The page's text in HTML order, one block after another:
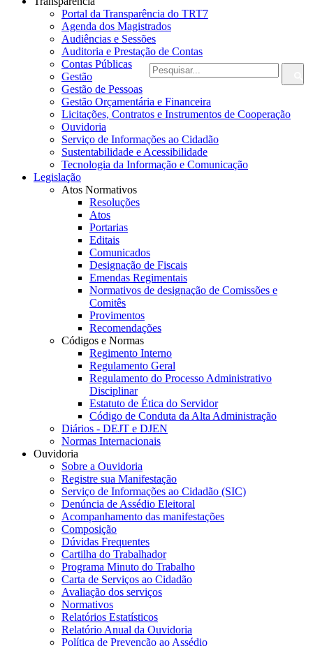
Portal da Transparência do TRT7
Agenda dos Magistrados
Audiências e Sessões
Auditoria e Prestação de Contas
Contas Públicas
Gestão
Gestão de Pessoas
Gestão Orçamentária e Financeira
Licitações, Contratos e Instrumentos de Cooperação
Ouvidoria
Serviço de Informações ao Cidadão
Sustentabilidade e Acessibilidade
Tecnologia da Informação e Comunicação
Legislação
Atos Normativos
Resoluções
Atos
Portarias
Editais
Comunicados
Designação de Fiscais
Emendas Regimentais
Normativos de designação de Comissões e
Comitês
Provimentos
Recomendações
Códigos e Normas
Regimento Interno
Regulamento Geral
Regulamento do Processo Administrativo
Disciplinar
Estatuto de Ética do Servidor
Código de Conduta da Alta Administração
Diários - DEJT e DJEN
Normas Internacionais
Ouvidoria
Sobre a Ouvidoria
Registre sua Manifestação
Serviço de Informações ao Cidadão (SIC)
Denúncia de Assédio Eleitoral
Acompanhamento das manifestações
Composição
Dúvidas Frequentes
Cartilha do Trabalhador
Programa Minuto do Trabalho
Carta de Serviços ao Cidadão
Avaliação dos serviços
Normativos
Relatórios Estatísticos
Relatório Anual da Ouvidoria
Política de Prevenção ao Assédio